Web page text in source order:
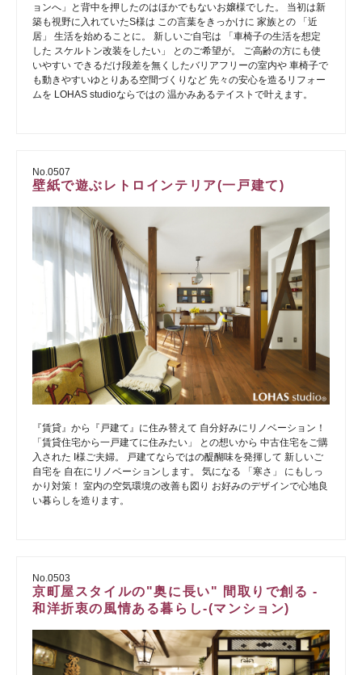
ョンへ」と背中を押したのはほかでもないお嬢様でした。 当初は新
築も視野に入れていたS様は この言葉をきっかけに 家族との 「近
居」 生活を始めることに。 新しいご自宅は 「車椅子の生活を想定
した スケルトン改装をしたい」 とのご希望が。 ご高齢の方にも使
いやすい できるだけ段差を無くしたバリアフリーの室内や 車椅子で
も動きやすいゆとりある空間づくりなど 先々の安心を造るリフォー
ムを LOHAS studioならではの 温かみあるテイストで叶えます。
No.0507
壁紙で遊ぶレトロインテリア(一戸建て)
『賃貸』から『戸建て』に住み替えて 自分好みにリノベーション！
「賃貸住宅から一戸建てに住みたい」 との想いから 中古住宅をご購
入された I様ご夫婦。 戸建てならではの醍醐味を発揮して 新しいご
自宅を 自在にリノベーションします。 気になる 「寒さ」 にもしっ
かり対策！ 室内の空気環境の改善も図り お好みのデザインで心地良
い暮らしを造ります。
No.0503
京町屋スタイルの"奥に長い" 間取りで創る -
和洋折衷の風情ある暮らし-(マンション)